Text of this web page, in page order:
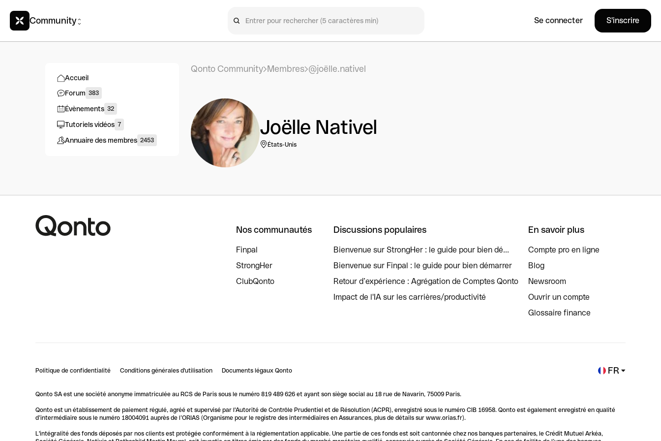
Community Se connecter S'inscrire
Accueil
Forum 383
Évènements 32
Tutoriels vidéos 7
Annuaire des membres 2453
Qonto Community Membres @joëlle.nativel
Joëlle Nativel
États-Unis
Nos communautés
Finpal
StrongHer
ClubQonto
Discussions populaires
Bienvenue sur StrongHer : le guide pour bien dé...
Bienvenue sur Finpal : le guide pour bien démarrer
Retour d’expérience : Agrégation de Comptes Qonto
Impact de l'IA sur les carrières/productivité
En savoir plus
Compte pro en ligne
Blog
Newsroom
Ouvrir un compte
Glossaire finance
Politique de confidentialité Conditions générales d'utilisation Documents légaux Qonto FR
Qonto SA est une société anonyme immatriculée au RCS de Paris sous le numéro 819 489 626 et ayant son siège social au 18 rue de Navarin, 75009 Paris.
Qonto est un établissement de paiement régulé, agréé et supervisé par l'Autorité de Contrôle Prudentiel et de Résolution (ACPR), enregistré sous le numéro CIB 16958. Qonto est également enregistré en qualité
d’intermédiaire sous le numéro 18004091 auprès de l’ORIAS (Organisme pour le registre des intermédiaires en Assurances, plus de détails sur www.orias.fr).
L'intégralité des fonds déposés par nos clients est protégée conformément à la réglementation applicable. Une partie de ces fonds est soit cantonnée chez nos banques partenaires, le Crédit Mutuel Arkéa,